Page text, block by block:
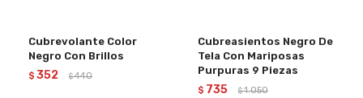
Cubrevolante Color
Negro Con Brillos
$ 352 $ 440
Cubreasientos Negro De
Tela Con Mariposas
Purpuras 9 Piezas
$ 735 $ 1.050